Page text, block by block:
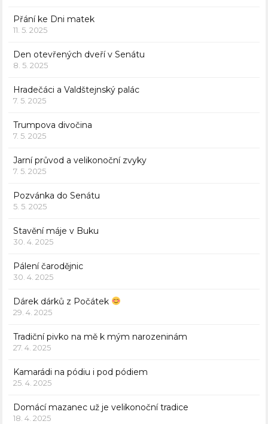
Přání ke Dni matek
11. 5. 2025
Den otevřených dveří v Senátu
8. 5. 2025
Hradečáci a Valdštejnský palác
7. 5. 2025
Trumpova divočina
7. 5. 2025
Jarní průvod a velikonoční zvyky
7. 5. 2025
Pozvánka do Senátu
5. 5. 2025
Stavění máje v Buku
30. 4. 2025
Pálení čarodějnic
30. 4. 2025
Dárek dárků z Počátek
29. 4. 2025
Tradiční pivko na mě k mým narozeninám
27. 4. 2025
Kamarádi na pódiu i pod pódiem
25. 4. 2025
Domácí mazanec už je velikonoční tradice
18. 4. 2025